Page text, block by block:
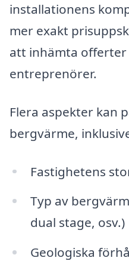
installationens
mer exakt
att inhämta offerter
entreprenörer.
Flera aspekter kan
bergvärme,
Fastighetens
Typ av
dual stage, osv.)
Geologiska